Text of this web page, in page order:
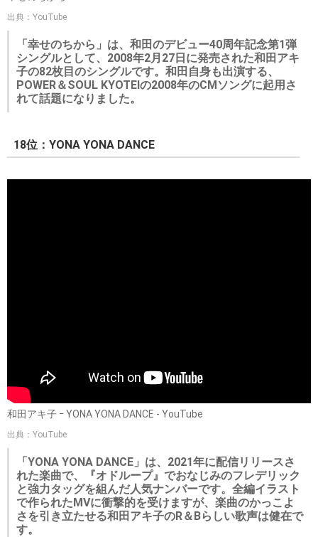
出典：YouTube
「幸せのちから」は、和田のデビュー40周年記念第1弾
シングルとして、2008年2月27日に発売された和田アキ
子の82枚目のシングルです。和田自身も出演する、
POWER＆SOUL KYOTEIの2008年のCMソングに起用さ
れて話題になりました。
18位：YONA YONA DANCE
和田アキ子 ｰ YONA YONA DANCE - YouTube
出典：YouTube
「YONA YONA DANCE」は、2021年に配信リリースさ
れた楽曲で、『オドループ』でおなじみのフレデリック
と強力タッグを組んだ人気ナンバーです。全編イラスト
で作られたMVに衝撃的を受けますが、楽曲のかっこよ
さを引き立たせる和田アキ子のR＆Bらしい歌声は健在で
す。